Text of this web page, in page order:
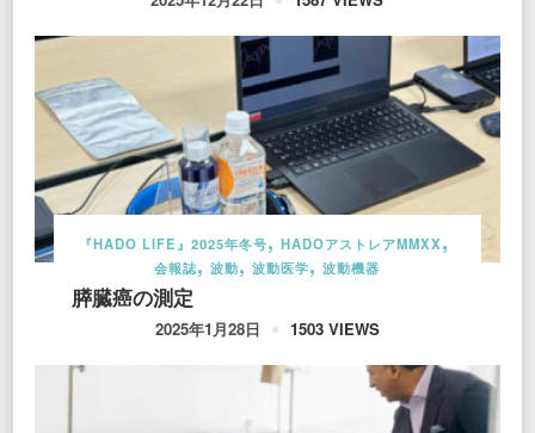
『HADO LIFE』2025年冬号
HADOアストレアMMXX
会報誌
波動 波動医学 波動機器
膵臓癌の測定
2025年1月28日 1503 VIEWS